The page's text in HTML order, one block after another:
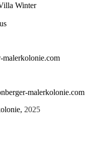
Winter
malerkolonie.com
malerkolonie.com
2025